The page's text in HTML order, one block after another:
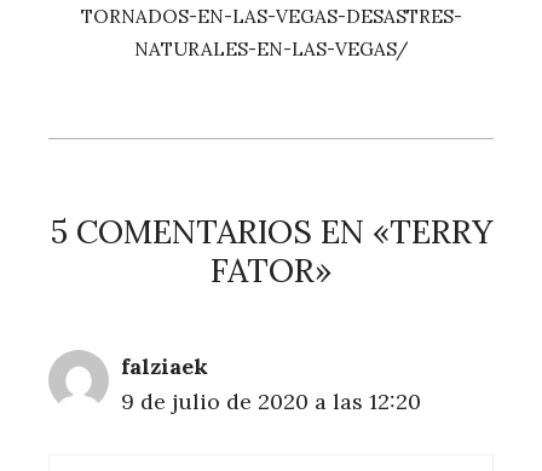
TORNADOS-EN-LAS-VEGAS-DESASTRES-
NATURALES-EN-LAS-VEGAS/
5 COMENTARIOS EN «TERRY
FATOR»
falziaek
9 de julio de 2020 a las 12:20